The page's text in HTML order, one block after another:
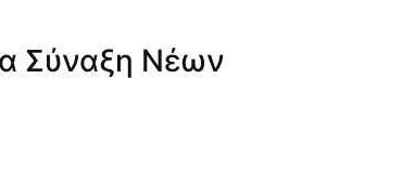
Σύναξη Νέων